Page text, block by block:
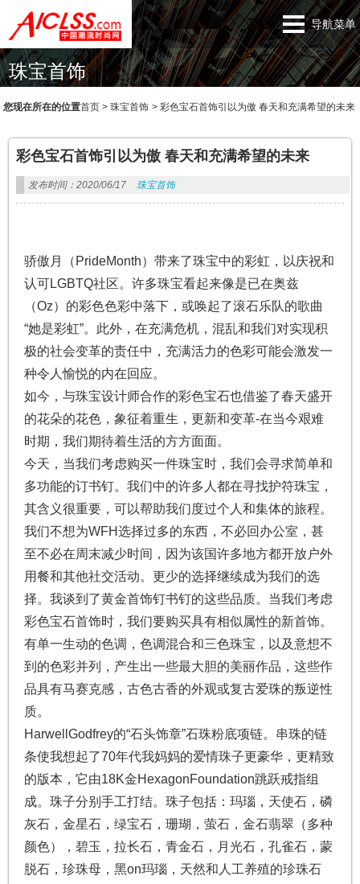
导航菜单
珠宝首饰
您现在所在的位置首页 >珠宝首饰 >彩色宝石首饰引以为傲 春天和充满希望的未来
彩色宝石首饰引以为傲 春天和充满希望的未来
发布时间：2020/06/17 珠宝首饰
骄傲月（PrideMonth）带来了珠宝中的彩虹，以庆祝和
认可LGBTQ社区。许多珠宝看起来像是已在奥兹
（Oz）的彩色色彩中落下，或唤起了滚石乐队的歌曲
“她是彩虹”。此外，在充满危机，混乱和我们对实现积
极的社会变革的责任中，充满活力的色彩可能会激发一
种令人愉悦的内在回应。
如今，与珠宝设计师合作的彩色宝石也借鉴了春天盛开
的花朵的花色，象征着重生，更新和变革-在当今艰难
时期，我们期待着生活的方方面面。
今天，当我们考虑购买一件珠宝时，我们会寻求简单和
多功能的订书钉。我们中的许多人都在寻找护符珠宝，
其含义很重要，可以帮助我们度过个人和集体的旅程。
我们不想为WFH选择过多的东西，不必回办公室，甚
至不必在周末减少时间，因为该国许多地方都开放户外
用餐和其他社交活动。更少的选择继续成为我们的选
择。我谈到了黄金首饰钉书钉的这些品质。当我们考虑
彩色宝石首饰时，我们要购买具有相似属性的新首饰。
有单一生动的色调，色调混合和三色珠宝，以及意想不
到的色彩并列，产生出一些最大胆的美丽作品，这些作
品具有马赛克感，古色古香的外观或复古爱珠的叛逆性
质。
HarwellGodfrey的“石头饰章”石珠粉底项链。串珠的链
条使我想起了70年代我妈妈的爱情珠子更豪华，更精致
的版本，它由18K金HexagonFoundation跳跃戒指组
成。珠子分别手工打结。珠子包括：玛瑙，天使石，磷
灰石，金星石，绿宝石，珊瑚，萤石，金石翡翠（多种
颜色），碧玉，拉长石，青金石，月光石，孔雀石，蒙
脱石，珍珠母，黑on玛瑙，天然和人工养殖的​​珍珠石